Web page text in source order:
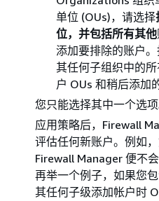
单位 (OUs)，请选择
位，并包括所有其他
添加要排除的账户
其任何子组织中的
户 OUs 和稍后添加
您只能选择其中一个选项
应用策略后，Firewall
评估任何新账户。例如
Firewall Manager 便不
再举一个例子，如果您
其任何子级添加帐户时